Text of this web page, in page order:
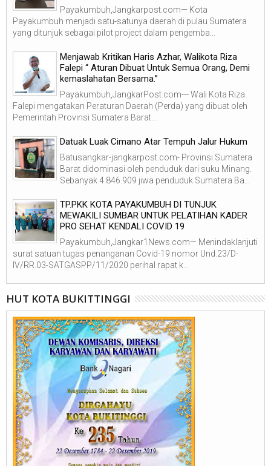
Payakumbuh,Jangkarpost.com— Kota
Payakumbuh menjadi satu-satunya daerah di pulau Sumatera
yang ditunjuk sebagai pilot project dalam pengemba...
Menjawab Kritikan Haris Azhar, Walikota Riza
Falepi “ Aturan Dibuat Untuk Semua Orang, Demi
kemaslahatan Bersama.”
Payakumbuh,JangkarPost.com--- Wali Kota Riza
Falepi mengatakan Peraturan Daerah (Perda) yang dibuat oleh
Pemerintah Provinsi Sumatera Barat...
Datuak Luak Cimano Atar Tempuh Jalur Hukum
Batusangkar-jangkarpost.com- Provinsi Sumatera
Barat didominasi oleh penduduk dari suku Minang.
Sebanyak 4.846.909 jiwa penduduk Sumatera Ba...
TP.PKK KOTA PAYAKUMBUH DI TUNJUK
MEWAKILI SUMBAR UNTUK PELATIHAN KADER
PRO SEHAT KENDALI COVID 19
Payakumbuh,Jangkar1News.com— Menindaklanjuti
surat satuan tugas penanganan Covid-19 nomor Und.23/D-
IV/RR.03-SATGASPP/11/2020 perihal rapat k...
HUT KOTA BUKITTINGGI